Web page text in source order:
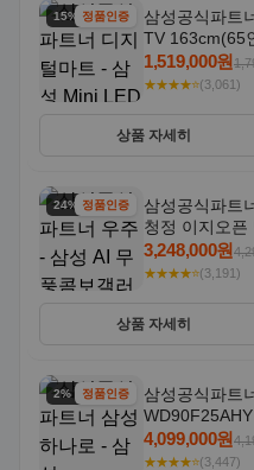
15% 할인정품인증
삼성공식파트
TV 163cm(65
1,519,000원
★★★★⭐(3,061)
상품 자세히
24% 할인정품인증
삼성공식파트
청정 이지오픈
3,248,000원
★★★★⭐(3,191)
상품 자세히
2% 할인정품인증
삼성공식파트
18kg 자동문열
4,099,000원
★★★★⭐(3,447)